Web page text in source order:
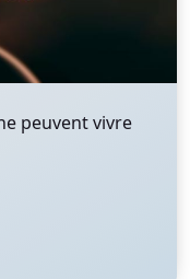
peuvent vivre